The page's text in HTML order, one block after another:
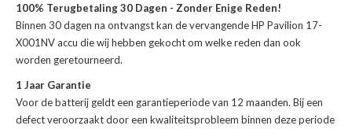
100% Terugbetaling 30 Dagen - Zonder Enige Reden!
Binnen 30 dagen na ontvangst kan devervangende HP Pavilion 17-
X001NV accu die wij hebben gekocht om welke reden dan ook
worden geretourneerd.
1 Jaar Garantie
Voor debatterij geldt een garantieperiode van 12 maanden. Bij een
defect veroorzaakt door een kwaliteitsprobleem binnen deze periode